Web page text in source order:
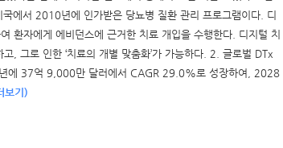
에서 2010년에 인가받은 당뇨병 질환 관리 프로그램이다. 디
환자에게 에비던스에 근거한 치료 개입을 수행한다. 디지털 치
, 그로 인한 ‘치료의 개별 맞춤화’가 가능하다. 2. 글로벌 DTx
에 37억 9,000만 달러에서 CAGR 29.0%로 성장하여, 2028
보기)